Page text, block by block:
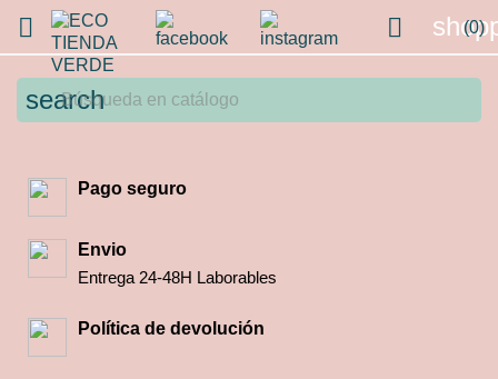
 (0)

search
Pago seguro
Envio
Entrega 24-48H Laborables
Política de devolución